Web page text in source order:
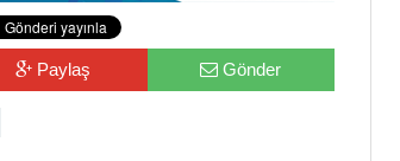
Paylaş Gönder